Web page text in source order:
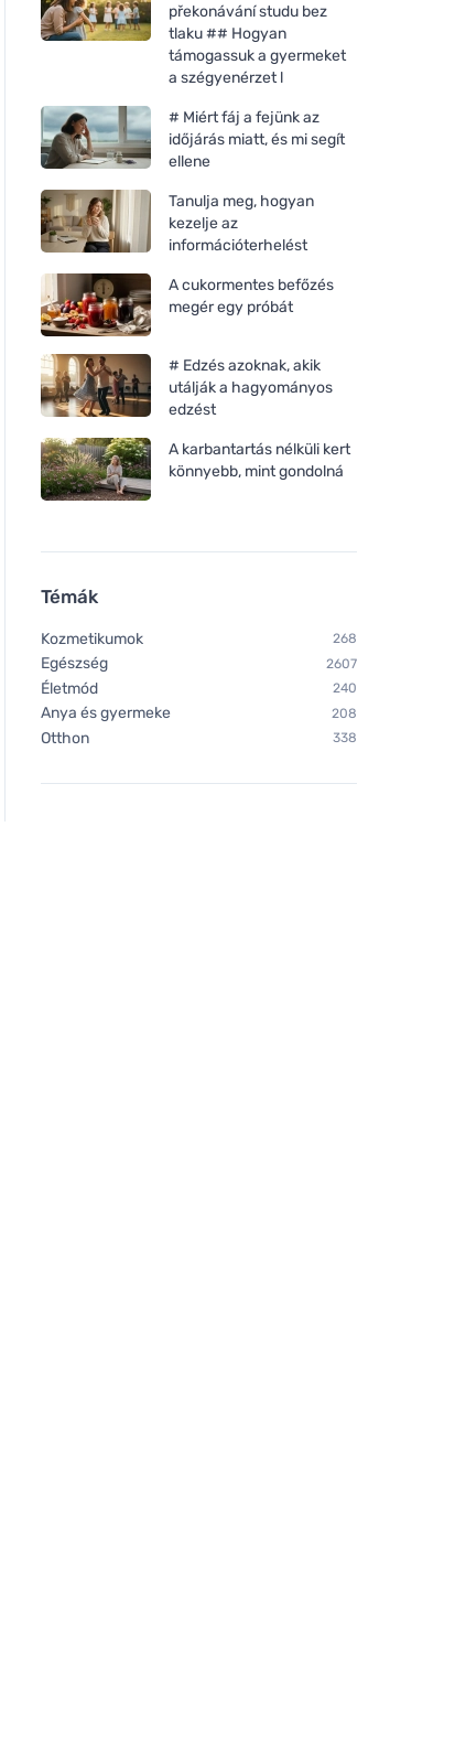
překonávání studu bez
tlaku ## Hogyan
támogassuk a gyermeket
a szégyenérzet l
# Miért fáj a fejünk az
időjárás miatt, és mi segít
ellene
Tanulja meg, hogyan
kezelje az
információterhelést
A cukormentes befőzés
megér egy próbát
# Edzés azoknak, akik
utálják a hagyományos
edzést
A karbantartás nélküli kert
könnyebb, mint gondolná
Témák
Kozmetikumok 268
Egészség 2607
Életmód 240
Anya és gyermeke 208
Otthon 338